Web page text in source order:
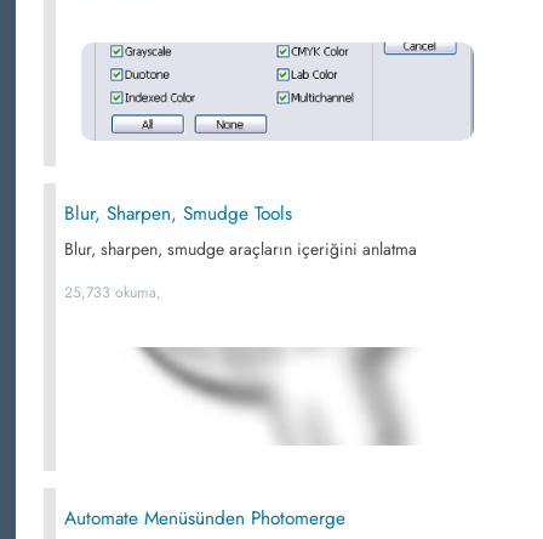
Blur, Sharpen, Smudge Tools
Blur, sharpen, smudge araçların içeriğini anlatma
25,733 okuma,
Automate Menüsünden Photomerge